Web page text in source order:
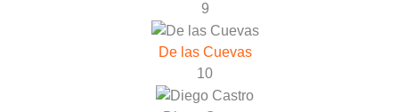
9
De las Cuevas
10